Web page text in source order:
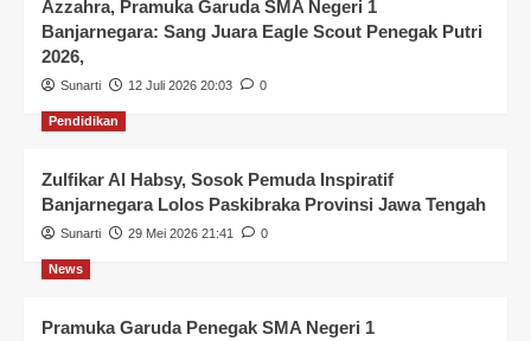
Azzahra, Pramuka Garuda SMA Negeri 1
Banjarnegara: Sang Juara Eagle Scout Penegak Putri
2026,
Sunarti 12 Juli 2026 20:03 0
Pendidikan
Zulfikar Al Habsy, Sosok Pemuda Inspiratif
Banjarnegara Lolos Paskibraka Provinsi Jawa Tengah
Sunarti 29 Mei 2026 21:41 0
News
Pramuka Garuda Penegak SMA Negeri 1